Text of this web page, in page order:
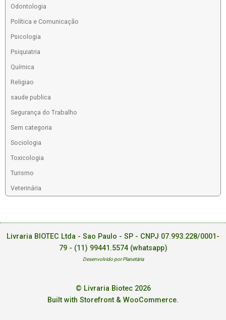
Odontologia
Política e Comunicação
Psicologia
Psiquiatria
Química
Religiao
saude publica
Segurança do Trabalho
Sem categoria
Sociologia
Toxicologia
Turismo
Veterinária
Livraria BIOTEC Ltda - Sao Paulo - SP - CNPJ 07.993.228/0001-
79 - (11) 99441.5574 (whatsapp)
Desenvolvido por Planetária
© Livraria Biotec 2026
Built with Storefront & WooCommerce.